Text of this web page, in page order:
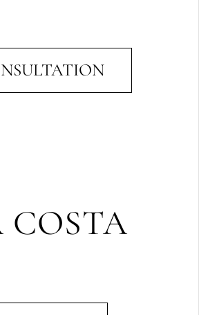
COSTA